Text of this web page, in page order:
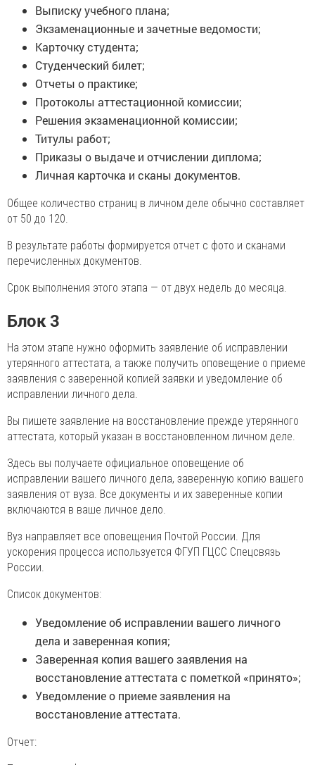
Выписку учебного плана;
Экзаменационные и зачетные ведомости;
Карточку студента;
Студенческий билет;
Отчеты о практике;
Протоколы аттестационной комиссии;
Решения экзаменационной комиссии;
Титулы работ;
Приказы о выдаче и отчислении диплома;
Личная карточка и сканы документов.
Общее количество страниц в личном деле обычно составляет
от 50 до 120.
В результате работы формируется отчет с фото и сканами
перечисленных документов.
Срок выполнения этого этапа — от двух недель до месяца.
Блок 3
На этом этапе нужно оформить заявление об исправлении
утерянного аттестата, а также получить оповещение о приеме
заявления с заверенной копией заявки и уведомление об
исправлении личного дела.
Вы пишете заявление на восстановление прежде утерянного
аттестата, который указан в восстановленном личном деле.
Здесь вы получаете официальное оповещение об
исправлении вашего личного дела, заверенную копию вашего
заявления от вуза. Все документы и их заверенные копии
включаются в ваше личное дело.
Вуз направляет все оповещения Почтой России. Для
ускорения процесса используется ФГУП ГЦСС Спецсвязь
России.
Список документов:
Уведомление об исправлении вашего личного
дела и заверенная копия;
Заверенная копия вашего заявления на
восстановление аттестата с пометкой «принято»;
Уведомление о приеме заявления на
восстановление аттестата.
Отчет: